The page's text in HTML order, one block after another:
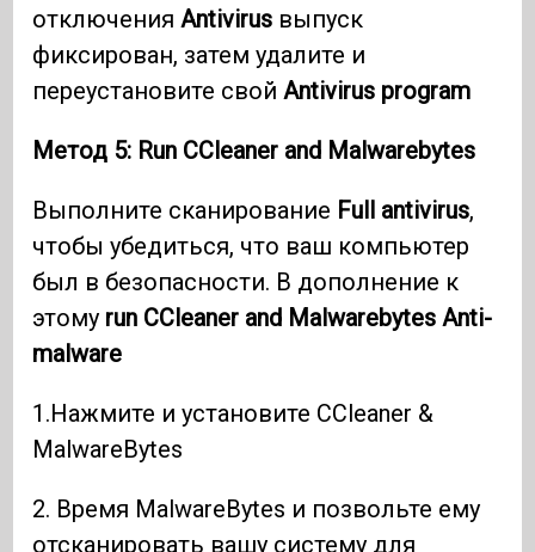
отключенияAntivirus выпуск
фиксирован, затем удалите и
переустановите свойAntivirus program
Метод 5: Run CCleaner and Malwarebytes
Выполните сканирование Full antivirus,
чтобы убедиться, что ваш компьютер
был в безопасности. В дополнение к
этому run CCleaner and Malwarebytes Anti-
malware
1.Нажмите и установите CCleaner &
MalwareBytes
2. Время MalwareBytes и позвольте ему
отсканировать вашу систему для